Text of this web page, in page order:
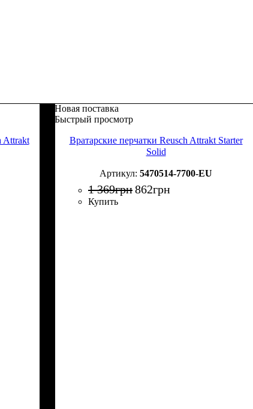
Attrakt
Новая поставка
Быстрый просмотр
Вратарские перчатки Reusch Attrakt Starter
Solid
5470514-7700-EU
1 369грн862грн
Купить